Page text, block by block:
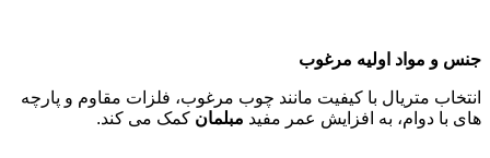
جنس و مواد اولیه مرغوب
انتخاب متریال با کیفیت مانند چوب مرغوب، فلزات مقاوم و پارچه
های با دوام، به افزایش عمر مفید مبلمان کمک می کند.